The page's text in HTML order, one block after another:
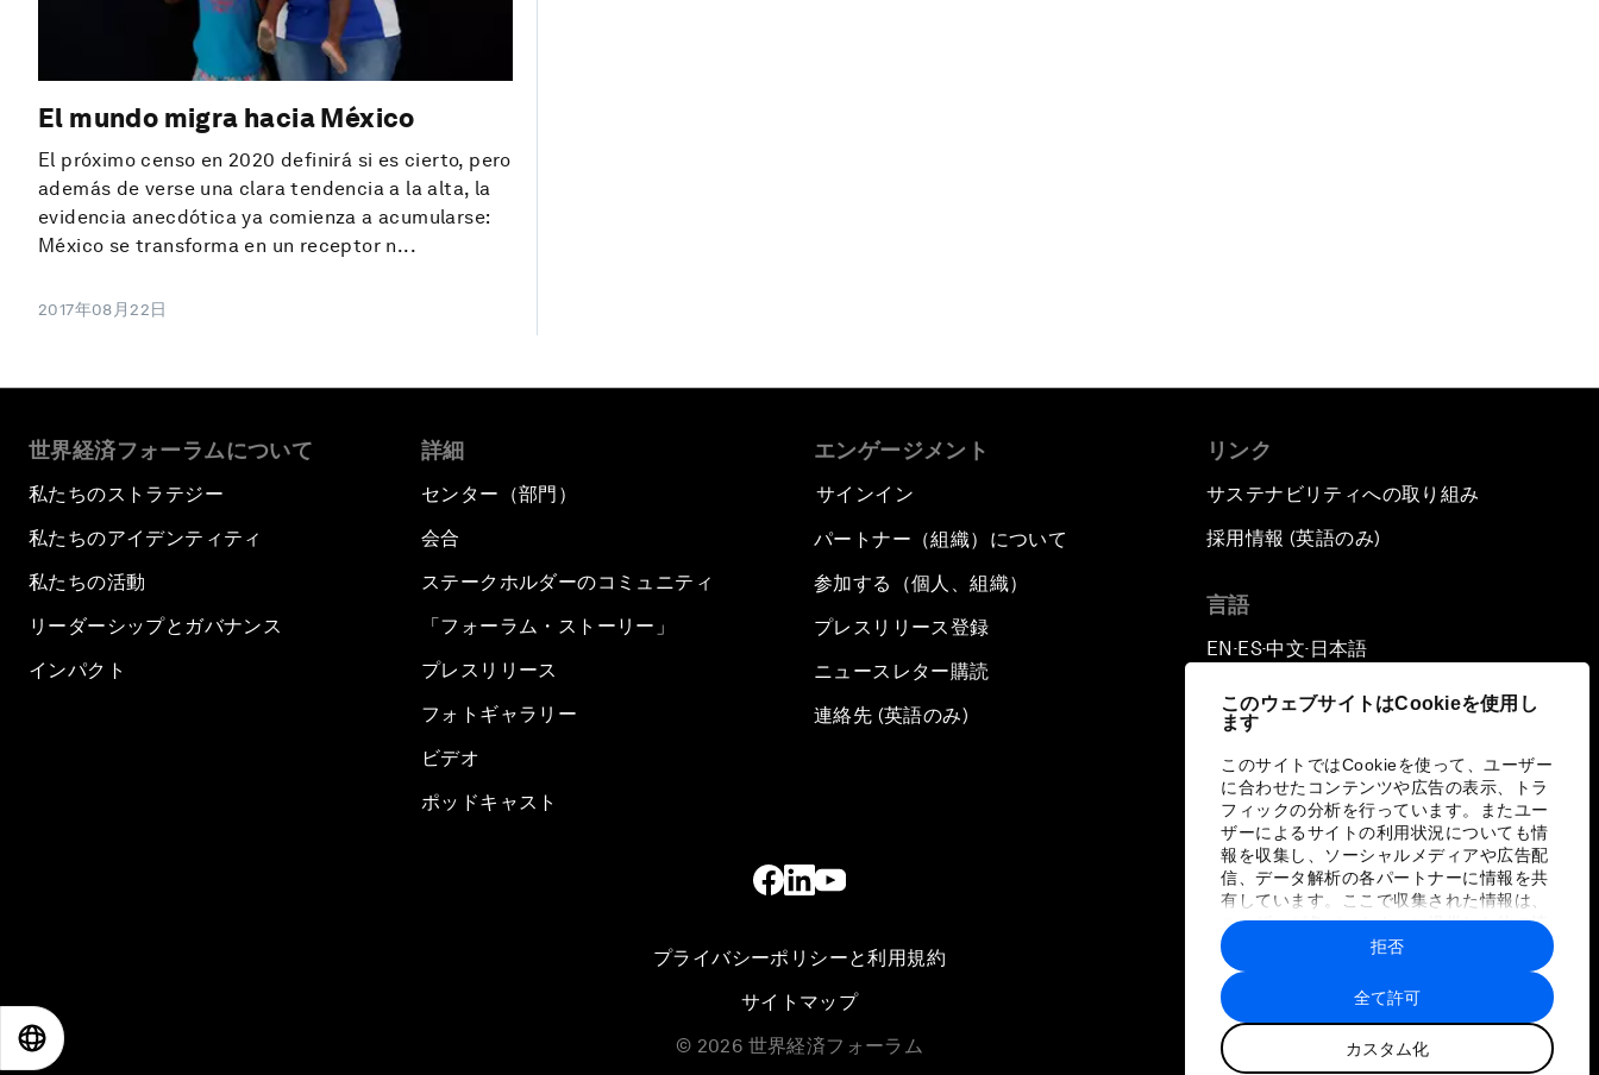
このウェブサイトはCookieを使用し
ます
このサイトではCookieを使って、ユーザー
に合わせたコンテンツや広告の表示、トラ
フィックの分析を行っています。またユー
ザーによるサイトの利用状況についても情
報を収集し、ソーシャルメディアや広告配
信、データ解析の各パートナーに情報を共
有しています。ここで収集された情報は、
ユーザーが各パートナーに提供した他の情
報や各パートナーのサービスを使用した際
に収集された情報と組み合わされ、各パー
トナーによって使用されることがありま
す。
全て許可
カスタム化
拒否
El mundo migra hacia México
El próximo censo en 2020 definirá si es cierto, pero
además de verse una clara tendencia a la alta, la
evidencia anecdótica ya comienza a acumularse:
México se transforma en un receptor n...
2017年08月22日
世界経済フォーラムについて
私たちのストラテジー
私たちのアイデンティティ
私たちの活動
リーダーシップとガバナンス
インパクト
詳細
センター（部門）
会合
ステークホルダーのコミュニティ
「フォーラム・ストーリー」
プレスリリース
フォトギャラリー
ビデオ
ポッドキャスト
エンゲージメント
サインイン
パートナー（組織）について
参加する（個人、組織）
プレスリリース登録
ニュースレター購読
連絡先 (英語のみ)
リンク
サステナビリティへの取り組み
採用情報 (英語のみ)
言語
EN ▪ES▪中文▪ 日本語
プライバシーポリシーと利用規約
サイトマップ
© 2026 世界経済フォーラム